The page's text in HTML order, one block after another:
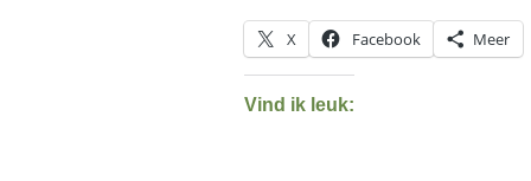
X Facebook Meer
Vind ik leuk: